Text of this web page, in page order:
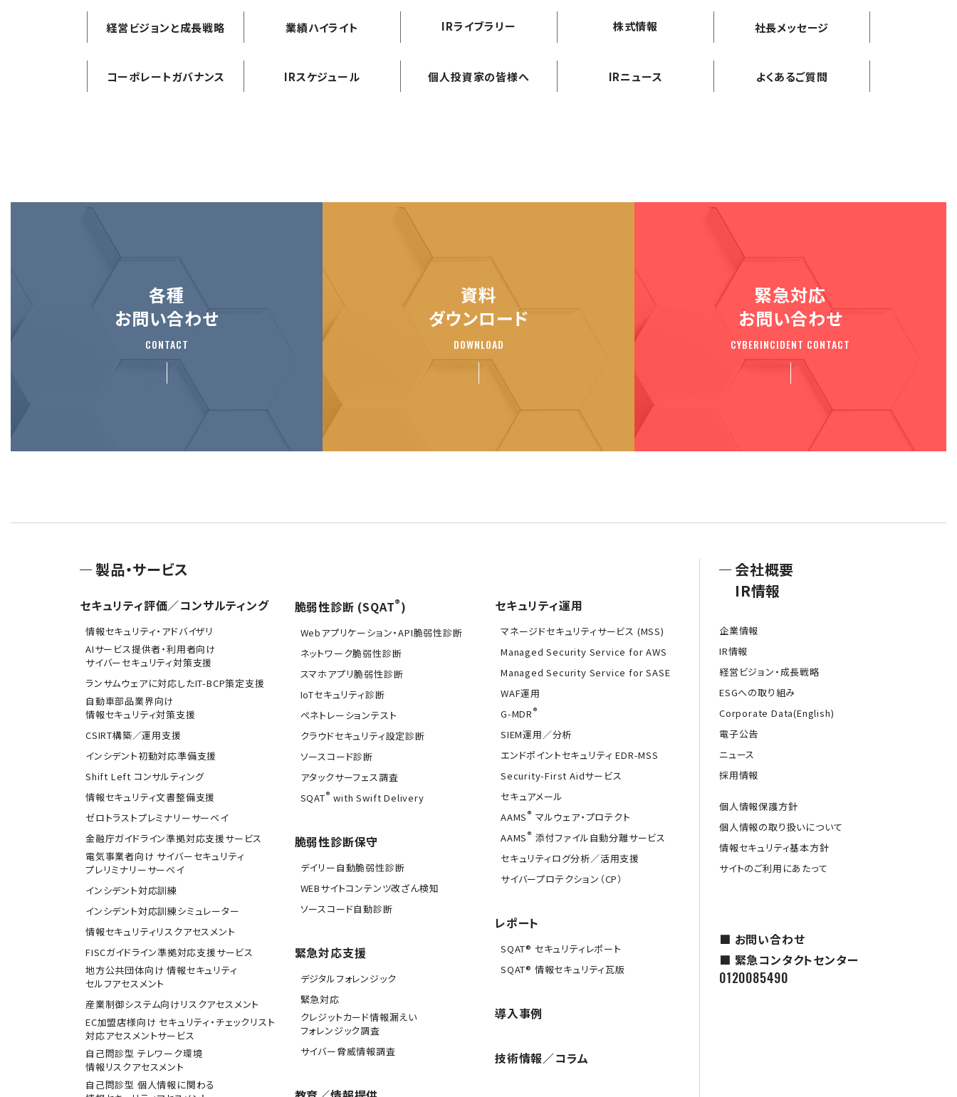
経営ビジョンと成長戦略 業績ハイライト IRライブラリー 株式情報 社長メッセージ
コーポレートガバナンス IRスケジュール 個人投資家の皆様へ IRニュース よくあるご質問
各種
お問い合わせ
CONTACT
資料
ダウンロード
DOWNLOAD
緊急対応
お問い合わせ
CYBERINCIDENT CONTACT
製品・サービス
セキュリティ評価／コンサルティング
情報セキュリティ・アドバイザリ
AIサービス提供者・利用者向け
サイバーセキュリティ対策支援
ランサムウェアに対応したIT-BCP策定支援
自動車部品業界向け
情報セキュリティ対策支援
CSIRT構築／運用支援
インシデント初動対応準備支援
Shift Left コンサルティング
情報セキュリティ文書整備支援
ゼロトラストプレミナリーサーベイ
金融庁ガイドライン準拠対応支援サービス
電気事業者向け サイバーセキュリティ
プレリミナリーサーベイ
インシデント対応訓練
インシデント対応訓練シミュレーター
情報セキュリティリスクアセスメント
FISCガイドライン準拠対応支援サービス
地方公共団体向け 情報セキュリティ
セルフアセスメント
産業制御システム向けリスクアセスメント
EC加盟店様向け セキュリティ・チェックリスト
対応アセスメントサービス
自己問診型 テレワーク環境
情報リスクアセスメント
自己問診型 個人情報に関わる
脆弱性診断 (SQAT®)
Webアプリケーション・API脆弱性診断
ネットワーク脆弱性診断
スマホアプリ脆弱性診断
IoTセキュリティ診断
ペネトレーションテスト
クラウドセキュリティ設定診断
ソースコード診断
アタックサーフェス調査
SQAT® with Swift Delivery
脆弱性診断保守
デイリー自動脆弱性診断
WEBサイトコンテンツ改ざん検知
ソースコード自動診断
緊急対応支援
デジタルフォレンジック
緊急対応
クレジットカード情報漏えい
フォレンジック調査
サイバー脅威情報調査
セキュリティ運用
マネージドセキュリティサービス (MSS)
Managed Security Service for AWS
Managed Security Service for SASE
WAF運用
G-MDR®
SIEM運用／分析
エンドポイントセキュリティ EDR-MSS
Security-First Aidサービス
セキュアメール
AAMS® マルウェア・プロテクト
AAMS® 添付ファイル自動分離サービス
セキュリティログ分析／活用支援
サイバープロテクション（CP）
レポート
SQAT® セキュリティレポート
SQAT® 情報セキュリティ瓦版
導入事例
技術情報／コラム
会社概要
IR情報
企業情報
IR情報
経営ビジョン・成長戦略
ESGへの取り組み
Corporate Data(English)
電子公告
ニュース
採用情報
個人情報保護方針
個人情報の取り扱いについて
情報セキュリティ基本方針
サイトのご利用にあたって
■ お問い合わせ
■ 緊急コンタクトセンター
0120085490